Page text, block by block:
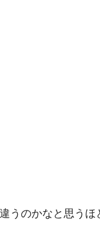
うのかなと思うほ